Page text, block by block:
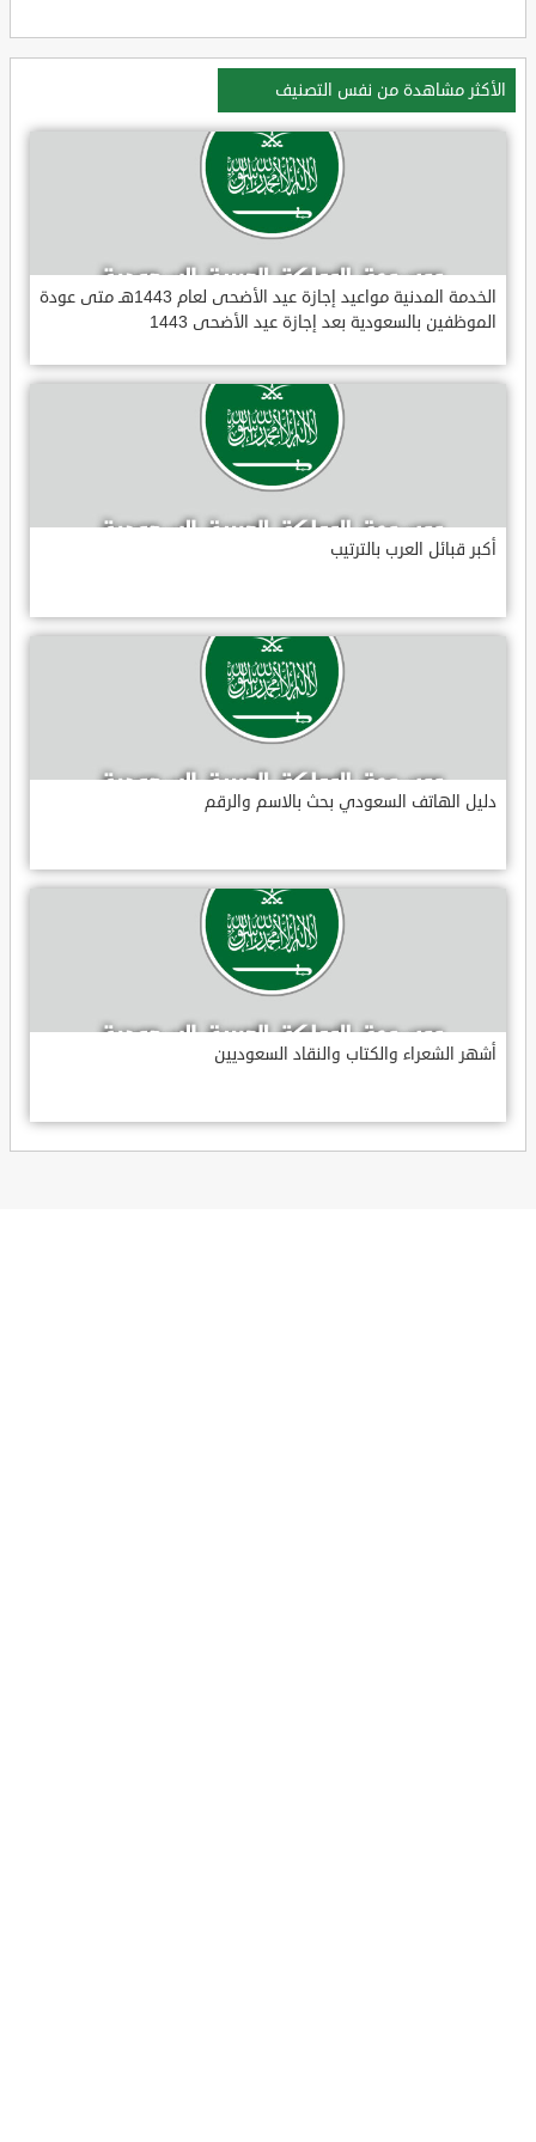
الأكثر مشاهدة من نفس التصنيف
الخدمة المدنية مواعيد إجازة عيد الأضحى لعام 1443هـ متى عودة
الموظفين بالسعودية بعد إجازة عيد الأضحى 1443
أكبر قبائل العرب بالترتيب
دليل الهاتف السعودي بحث بالاسم والرقم
أشهر الشعراء والكتاب والنقاد السعوديين